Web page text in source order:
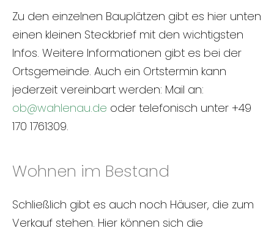
Zu den einzelnen Bauplätzen gibt es hier unten
einen kleinen Steckbrief mit den wichtigsten
Infos. Weitere Informationen gibt es bei der
Ortsgemeinde. Auch ein Ortstermin kann
jederzeit vereinbart werden: Mail an:
ob@wahlenau.de oder telefonisch unter +49
170 1761309.
Wohnen im Bestand
Schließlich gibt es auch noch Häuser, die zum
Verkauf stehen. Hier können sich die